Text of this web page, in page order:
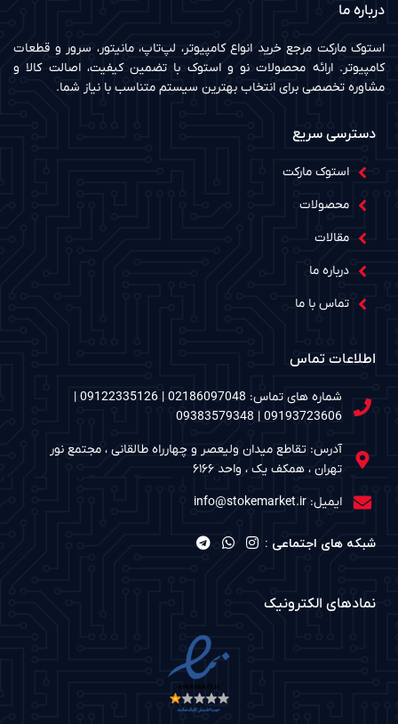
درباره ما
استوک مارکت مرجع خرید انواع کامپیوتر، لپ‌تاپ، مانیتور، سرور و قطعات
کامپیوتر. ارائه محصولات نو و استوک با تضمین کیفیت، اصالت کالا و
مشاوره تخصصی برای انتخاب بهترین سیستم متناسب با نیاز شما.
دسترسی سریع
استوک مارکت
محصولات
مقالات
درباره ما
تماس با ما
اطلاعات تماس
شماره های تماس: 02186097048 | 09122335126 |
09193723606 | 09383579348
آدرس: تقاطع میدان ولیعصر و چهارراه طالقانی ، مجتمع نور
تهران ، همکف یک ، واحد ۶۱۶۶
ایمیل: info@stokemarket.ir
شبکه های اجتماعی :
نمادهای الکترونیک